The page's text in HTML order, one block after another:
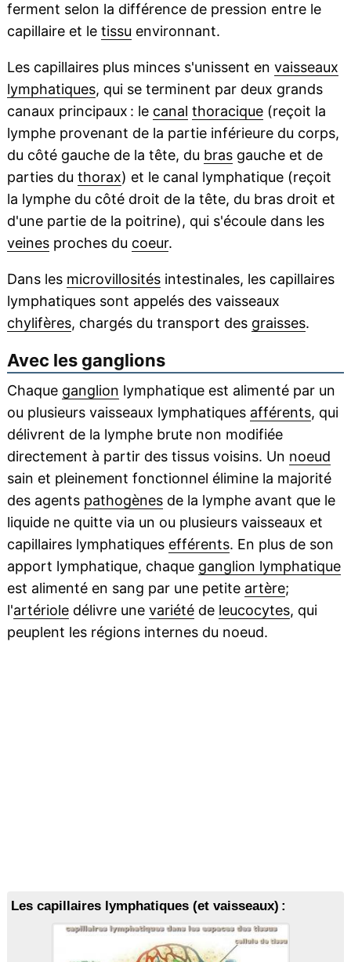
ferment selon la différence de pression entre le
capillaire et le tissu environnant.
Les capillaires plus minces s'unissent en vaisseaux
lymphatiques, qui se terminent par deux grands
canaux principaux : le canal thoracique(reçoit la
lymphe provenant de la partie inférieure du corps,
du côté gauche de la tête, du brasgauche et de
parties du thorax) et le canal lymphatique (reçoit
la lymphe du côté droit de la tête, du bras droit et
d'une partie de la poitrine), qui s'écoule dans les
veinesproches du coeur.
Dans les microvillositésintestinales, les capillaires
lymphatiques sont appelés des vaisseaux
chylifères, chargés du transport des graisses.
Avec les ganglions
Chaque ganglion lymphatique est alimenté par un
ou plusieurs vaisseaux lymphatiques afférents, qui
délivrent de la lymphe brute non modifiée
directement à partir des tissus voisins. Un noeud
sain et pleinement fonctionnel élimine la majorité
des agents pathogènesde la lymphe avant que le
liquide ne quitte via un ou plusieurs vaisseaux et
capillaires lymphatiques efférents. En plus de son
apport lymphatique, chaque ganglion lymphatique
est alimenté en sang par une petite artère;
l'artérioledélivre une variétéde leucocytes, qui
peuplent les régions internes du noeud.
Les capillaires lymphatiques (et vaisseaux) :